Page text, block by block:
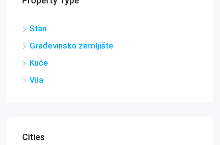
Stan
Građevinsko zemljište
Kuće
Vila
Cities